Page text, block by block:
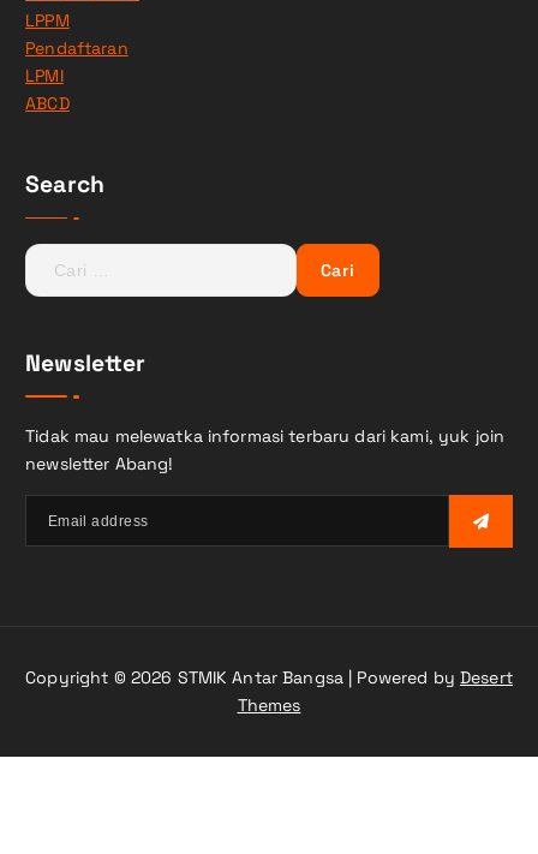
LPPM
Pendaftaran
LPMI
ABCD
Search
C
a
u
n
Newsletter
Tidak mau melewatka informasi terbaru dari kami, yuk join
newsletter Abang!
Copyright © 2026 STMIK Antar Bangsa | Powered byDesert
Themes